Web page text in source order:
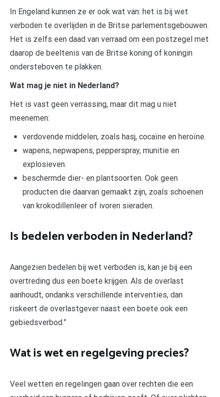
In Engeland kunnen ze er ook wat van: het is bij wet
verboden te overlijden in de Britse parlementsgebouwen.
Het is zelfs een daad van verraad om een postzegel met
daarop de beeltenis van de Britse koning of koningin
ondersteboven te plakken.
Wat mag je niet in Nederland?
Het is vast geen verrassing, maar dit mag u niet
meenemen:
verdovende middelen, zoals hasj, cocaïne en heroïne.
wapens, nepwapens, pepperspray, munitie en
explosieven.
beschermde dier- en plantsoorten. Ook geen
producten die daarvan gemaakt zijn, zoals schoenen
van krokodillenleer of ivoren sieraden.
Is bedelen verboden in Nederland?
Aangezien bedelen bij wet verboden is, kan je bij een
overtreding dus een boete krijgen. Als de overlast
aanhoudt, ondanks verschillende interventies, dan
riskeert de overlastgever naast een boete ook een
gebiedsverbod.”
Wat is wet en regelgeving precies?
Veel wetten en regelingen gaan over rechten die een